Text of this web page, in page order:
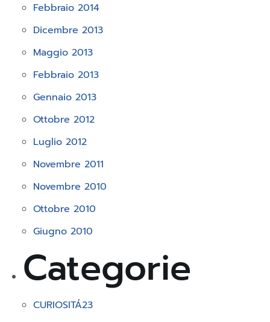
Febbraio 2014
Dicembre 2013
Maggio 2013
Febbraio 2013
Gennaio 2013
Ottobre 2012
Luglio 2012
Novembre 2011
Novembre 2010
Ottobre 2010
Giugno 2010
Categorie
CURIOSITÁ23